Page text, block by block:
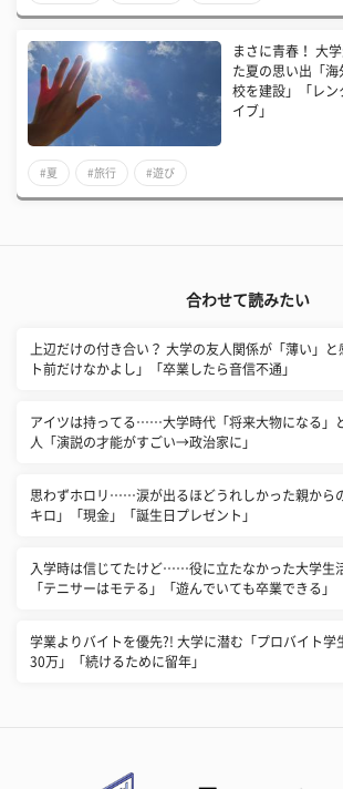
まさに青春！ 大
た夏の思い出「
校を建設」「レン
イブ」
#夏 #旅行 #遊び
合わせて読みたい
上辺だけの付き合い？ 大学の友人関係が「薄い」と
ト前だけなかよし」「卒業したら音信不通」
アイツは持ってる……大学時代「将来大物になる」
人「演説の才能がすごい→政治家に」
思わずホロリ……涙が出るほどうれしかった親から
キロ」「現金」「誕生日プレゼント」
入学時は信じてたけど……役に立たなかった大学生
「テニサーはモテる」「遊んでいても卒業できる」
学業よりバイトを優先?! 大学に潜む「プロバイト学
30万」「続けるために留年」